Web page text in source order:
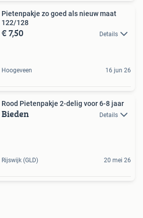
Pietenpakje zo goed als nieuw maat
122/128
€ 7,50 Details
Hoogeveen 16 jun 26
Rood Pietenpakje 2-delig voor 6-8 jaar
Bieden Details
Rijswijk (GLD) 20 mei 26